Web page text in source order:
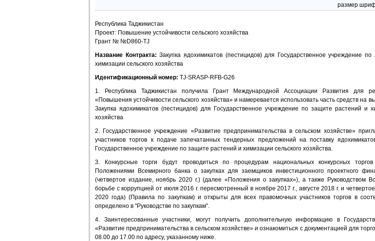
размер
Республика Таджикистан
Проект: Повышение устойчивости сельского хозяйства
Грант № №D860-TJ
Название Контракта: Закупка ядохимикатов (пестицидов) для Государственное учреждение
химизации сельского хозяйства
Идентификационный номер: TJ-SRASP-RFB-G26
1. Республика Таджикистан получила Грант Международной Ассоциации Развития для
«Повышения устойчивости сельского хозяйства» и намеревается использовать часть средств на
Закупка ядохимикатов (пестицидов) для Государственное учреждение по защите растений и
хозяйства
2. Государственное учреждение «Развитие предпринимательства в сельском хозяйстве»
участников торгов к подаче запечатанных тендерных предложений на поставку
Государственное учреждение по защите растений и химизации сельского хозяйства.
3. Конкурсные торги будут проводиться по процедурам национальных конкурсных
Положениями Всемирного банка о закупках для заемщиков инвестиционного проектного
(четвертое издание, ноябрь 2020 г.) (далее «Положения о закупках»), а также Руководством
борьбе с коррупцией от июля 2016 г. пересмотренный в ноябре 2017 г., августе 2018 г. и
2020 года) (Правила по закупкам) и открыты для всех правомочных участников торгов в
определено в "Руководстве по закупкам".
4. Заинтересованные участники, могут получить дополнительную информацию в
«Развитие предпринимательства в сельском хозяйстве» и ознакомиться с документацией для
08.00 до 17.00 по адресу, указанному ниже.